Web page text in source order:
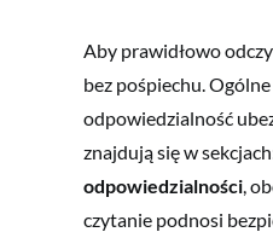
Aby prawidłowo
bez pośpiechu.
odpowiedzialność
znajdują się w
odpowiedzialności,
czytanie podnosi